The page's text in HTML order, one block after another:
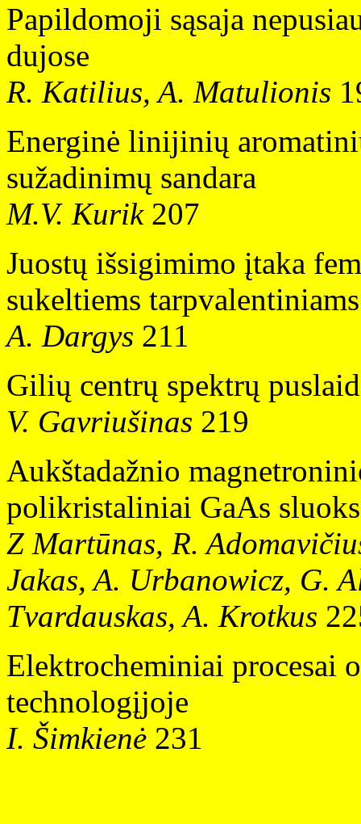
Papildomoji sąsaja
dujose
R. Katilius, A. Matulionis
Energinė linijinių
sužadinimų sandara
M.V. Kurik207
Juostų išsigimimo įtaka
sukeltiems
A. Dargys 211
Gilių centrų spektrų
V. Gavriušinas 219
Aukštadažnio
polikristaliniai GaAs
Z Martūnas, R.
Jakas, A. Urbanowicz, G.
Tvardauskas, A. Krotkus
Elektrocheminiai procesai
technologįjoje
I. Šimkienė 231